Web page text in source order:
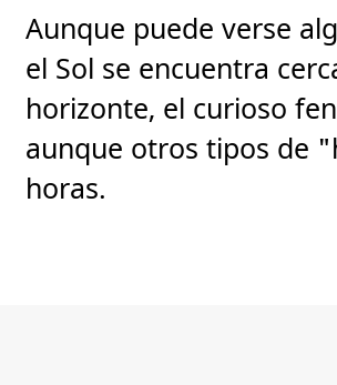
Aunque puede verse
el Sol se encuentra
horizonte, el curioso
aunque otros tipos de
horas.